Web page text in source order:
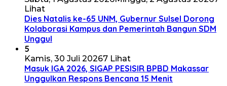
Lihat
Dies Natalis ke-65 UNM, Gubernur Sulsel Dorong
Kolaborasi Kampus dan Pemerintah Bangun SDM
Unggul
5
Kamis, 30 Juli 20267 Lihat
Masuk IGA 2026, SIGAP PESISIR BPBD Makassar
Unggulkan Respons Bencana 15 Menit